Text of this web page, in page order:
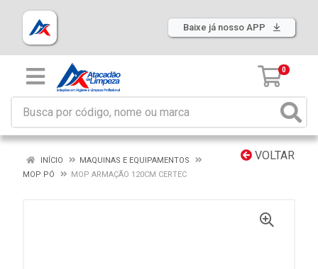
Baixe já nosso APP
0
VOLTAR
INÍCIO
MAQUINAS E EQUIPAMENTOS
MOP PÓ
MOP ARMAÇÃO 120CM CERTEC